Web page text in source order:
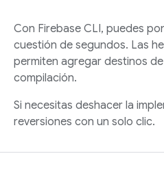
Con Firebase CLI, puedes
cuestión de segundos. Las
permiten agregar destinos
compilación.
Si necesitas deshacer la
reversiones con un solo clic.